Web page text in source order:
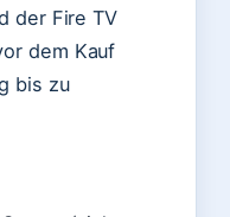
der Fire TV
dem Kauf
bis zu